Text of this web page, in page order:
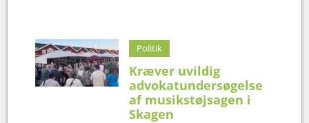
Politik
Kræver uvildig
advokatundersøgelse
af musikstøjsagen i
Skagen